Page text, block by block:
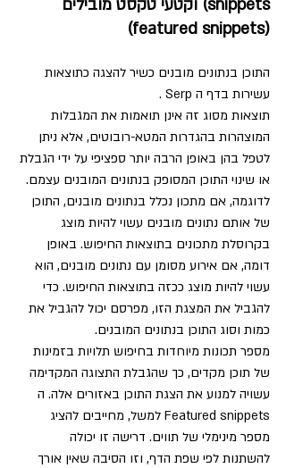
snippets) וקטעי טקסט מובילים
(featured snippets)
התוכן בנתונים מובנים כשיר להצגה כתוצאות
עשירות בדף ה Serp .
תוצאות מסוג זה אינן תואמות את המגבלות
המוצהרות בהגדרות המטא-רובוטים, אלא ניתן
לטפל בהן באופן הרבה יותר ספציפי על ידי הגבלת
או שינוי התוכן המסופק בנתונים המובנים עצמם.
לדוגמה, אם מתכון נכלל בנתונים מובנים, התוכן
של אותם נתונים מובנים עשוי להיות מוצג
בקרוסלת מתכונים בתוצאות החיפוש. באופן
דומה, אם אירוע מסומן עם נתונים מובנים, הוא
עשוי להיות מוצג ככזה בתוצאות החיפוש. כדי
להגביל את המצגת הזו, מפרסם יכול להגביל את
כמות וסוג התוכן בנתונים המובנים.
מספר תכונות מיוחדות בחיפוש תלויות בזמינות
של תוכן מקדים, כך שהגבלת התצוגה המקדימה
עשויה למנוע את הצגת התוכן באזורים אלה. ה
Featured snippets למשל, מחייבים להציג
מספר מינימלי של תווים. דרישה זו יכולה
להשתנות לפי שפת הדף, וזו הסיבה שאין אורך